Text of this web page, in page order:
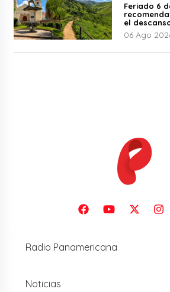
Feriado 6
el
06 Ago
Radio Panamericana
Noticias